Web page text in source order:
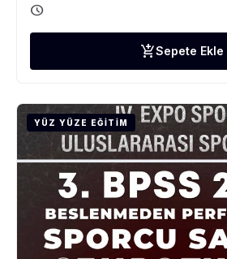
schedule
add_shopping_cartSepete Ekle
YÜZ YÜZE EĞITIM